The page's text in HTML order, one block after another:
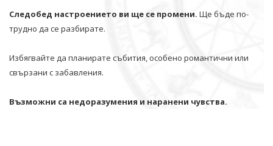
Следобед настроението ви ще се промени. Ще бъде по-
трудно да се разбирате.
Избягвайте да планирате събития, особено романтични или
свързани с забавления.
Възможни са недоразумения и наранени чувства.